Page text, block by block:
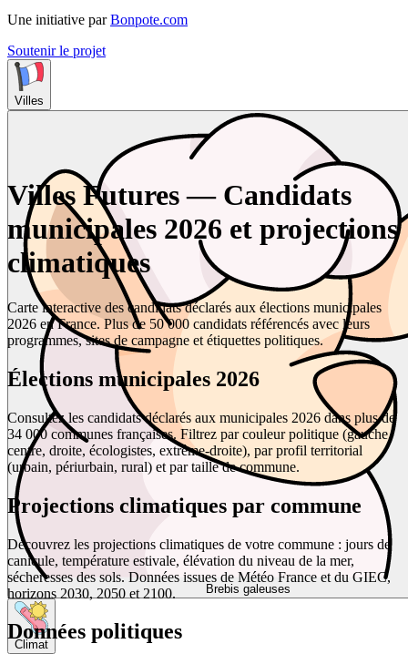
Une initiative par Bonpote.com
Soutenir le projet
Villes
Brebis galeuses
Climat
Villes Futures — Candidats
municipales 2026 et projections
climatiques
Carte interactive des candidats déclarés aux élections municipales
2026 en France. Plus de 50 000 candidats référencés avec leurs
programmes, sites de campagne et étiquettes politiques.
Élections municipales 2026
Consultez les candidats déclarés aux municipales 2026 dans plus de
34 000 communes françaises. Filtrez par couleur politique (gauche,
centre, droite, écologistes, extrême-droite), par profil territorial
(urbain, périurbain, rural) et par taille de commune.
Projections climatiques par commune
Découvrez les projections climatiques de votre commune : jours de
canicule, température estivale, élévation du niveau de la mer,
sécheresses des sols. Données issues de Météo France et du GIEC,
horizons 2030, 2050 et 2100.
Données politiques